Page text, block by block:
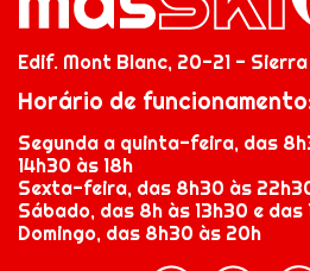
Edif. Mont Blanc, 20-21 -
Horário de
Segunda a quinta-feira, das
14h30 às 18h
Sexta-feira, das 8h30 às
Sábado, das 8h às 13h30 e das
Domingo, das 8h30 às 20h